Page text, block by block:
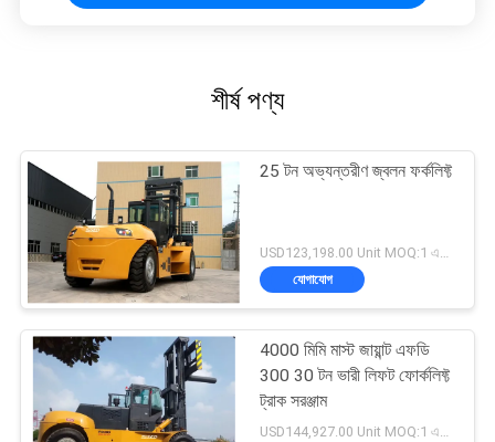
শীর্ষ পণ্য
25 টন অভ্যন্তরীণ জ্বলন ফর্কলিফ্ট
USD123,198.00 Unit MOQ:1 একক
যোগাযোগ
4000 মিমি মাস্ট জায়ান্ট এফডি
300 30 টন ভারী লিফট ফোর্কলিফ্ট
ট্রাক সরঞ্জাম
USD144,927.00 Unit MOQ:1 একক